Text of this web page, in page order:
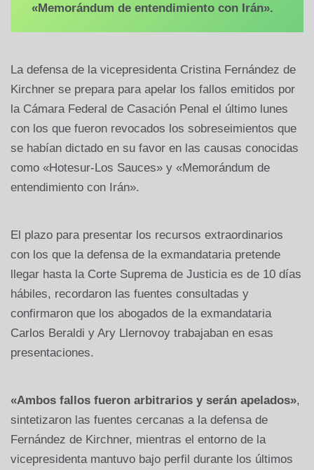
«Memorándum de entendimiento con Irán».
La defensa de la vicepresidenta Cristina Fernández de
Kirchner se prepara para apelar los fallos emitidos por
la Cámara Federal de Casación Penal el último lunes
con los que fueron revocados los sobreseimientos que
se habían dictado en su favor en las causas conocidas
como «Hotesur-Los Sauces» y «Memorándum de
entendimiento con Irán».
El plazo para presentar los recursos extraordinarios
con los que la defensa de la exmandataria pretende
llegar hasta la Corte Suprema de Justicia es de 10 días
hábiles, recordaron las fuentes consultadas y
confirmaron que los abogados de la exmandataria
Carlos Beraldi y Ary Llernovoy trabajaban en esas
presentaciones.
«Ambos fallos fueron arbitrarios y serán apelados»,
sintetizaron las fuentes cercanas a la defensa de
Fernández de Kirchner, mientras el entorno de la
vicepresidenta mantuvo bajo perfil durante los últimos